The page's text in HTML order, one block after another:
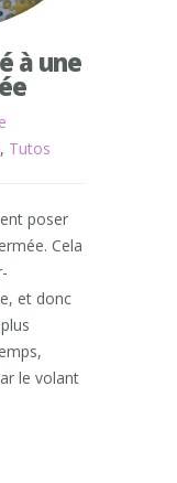
à une
, Tutos
poser
Cela
et donc
le volant